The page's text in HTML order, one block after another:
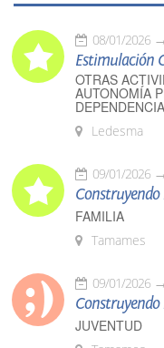
08/01/2026
Estimulación
OTRAS
AUTONOMÍA
DEPENDENCIA
Ledesma
09/01/2026
FAMILIA
Tamames
09/01/2026
JUVENTUD